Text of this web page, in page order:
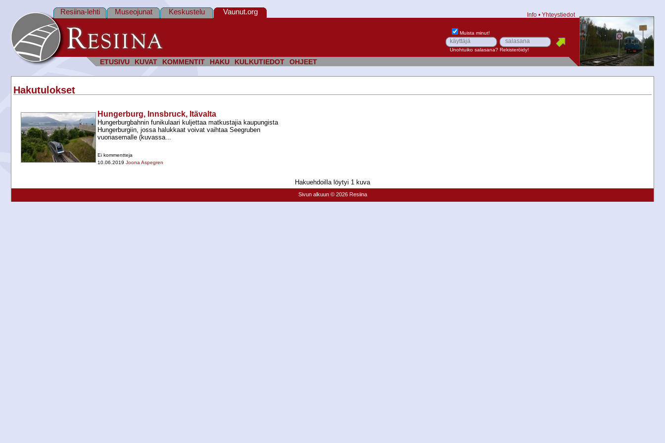
ETUSIVU KUVAT KOMMENTIT HAKU KULKUTIEDOT OHJEET
Resiina-lehti Museojunat Keskustelu Vaunut.org Info • Yhteystiedot
Muista minut!
Unohtuiko salasana? Rekisteröidy!
Hakutulokset
Hungerburg, Innsbruck, Itävalta
Hungerburgbahnin funikulaari kuljettaa matkustajia kaupungista
Hungerburgiin, jossa halukkaat voivat vaihtaa Seegruben
vuoriasemalle (kuvassa...
Ei kommentteja
10.06.2019 Joona Aspegren
Hakuehdoilla löytyi 1 kuva
Sivun alkuun © 2026 Resiina